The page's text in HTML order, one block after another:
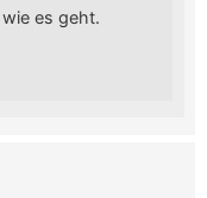
es geht.